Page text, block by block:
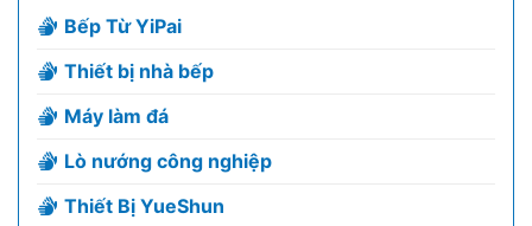
Bếp Từ YiPai
Thiết bị nhà bếp
Máy làm đá
Lò nướng công nghiệp
Thiết Bị YueShun